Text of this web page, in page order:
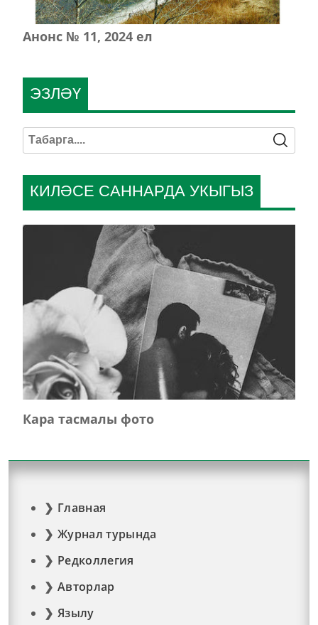
Анонс № 11, 2024 ел
КИЛӘСЕ САННАРДА УКЫГЫЗ
Кара тасмалы фото
ЭЗЛӘҮ
Главная
Журнал турында
Редколлегия
Авторлар
Язылу